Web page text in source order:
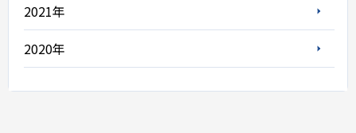
2021年
2020年